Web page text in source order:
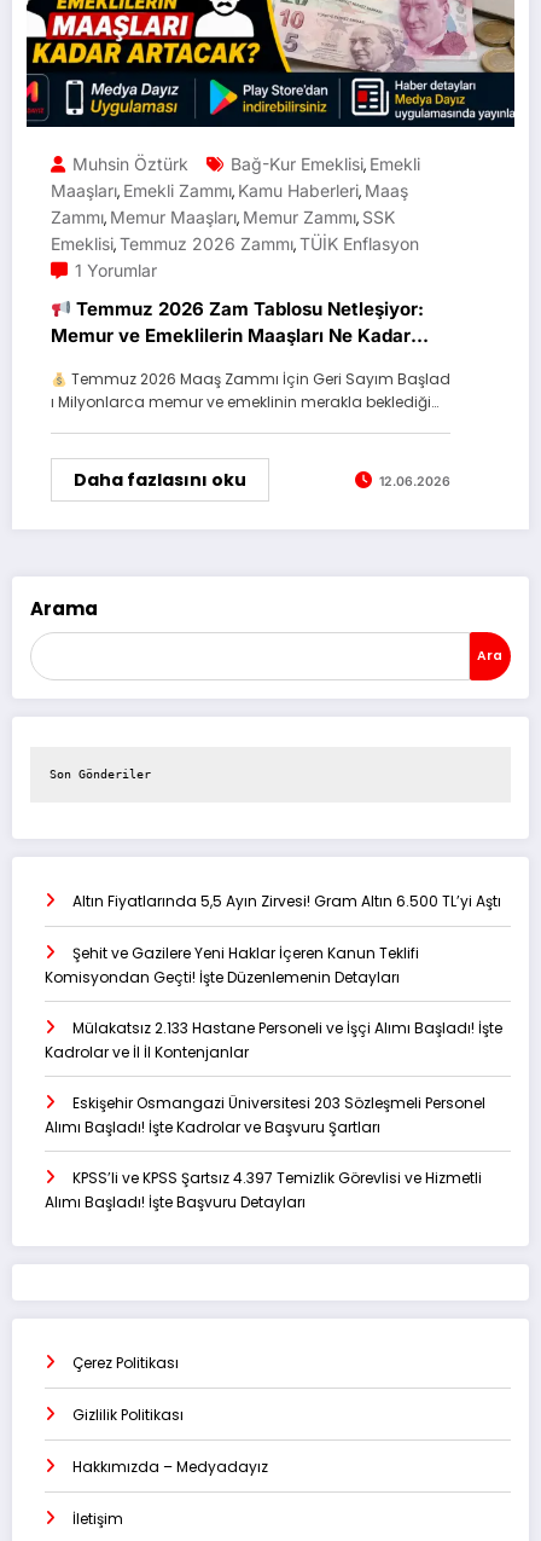
Muhsin Öztürk Bağ-Kur Emeklisi, Emekli
Maaşları, Emekli Zammı, Kamu Haberleri, Maaş
Zammı, Memur Maaşları, Memur Zammı, SSK
Emeklisi,Temmuz 2026 Zammı,TÜİK Enflasyon
1 Yorumlar
Temmuz 2026 Zam Tablosu Netleşiyor:
Memur ve Emeklilerin Maaşları Ne Kadar
Temmuz 2026 Maaş Zammı İçin Geri Sayım Başlad
ı Milyonlarca memur ve emeklinin merakla beklediği…
Daha fazlasını oku 12.06.2026
Arama
Ara
Son Gönderiler
Altın Fiyatlarında 5,5 Ayın Zirvesi! Gram Altın 6.500 TL’yi Aştı
Şehit ve Gazilere Yeni Haklar İçeren Kanun Teklifi
Komisyondan Geçti! İşte Düzenlemenin Detayları
Mülakatsız 2.133 Hastane Personeli ve İşçi Alımı Başladı! İşte
Kadrolar ve İl İl Kontenjanlar
Eskişehir Osmangazi Üniversitesi 203 Sözleşmeli Personel
Alımı Başladı! İşte Kadrolar ve Başvuru Şartları
KPSS’li ve KPSS Şartsız 4.397 Temizlik Görevlisi ve Hizmetli
Alımı Başladı! İşte Başvuru Detayları
Çerez Politikası
Gizlilik Politikası
Hakkımızda – Medyadayız
İletişim